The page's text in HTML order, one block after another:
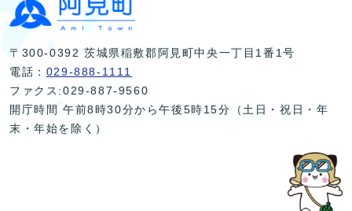
〒300-0392 茨城県稲敷郡阿見町中央一丁目1番1号
電話： 029-888-1111
ファクス:029-887-9560
開庁時間 午前8時30分から午後5時15分（土日・祝日・年
末・年始を除く）